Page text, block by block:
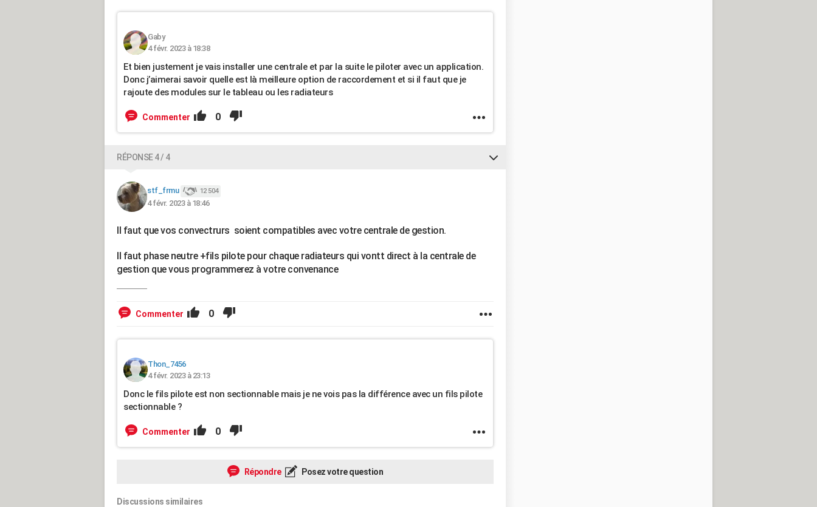
Gaby
4 févr. 2023 à 18:38
Et bien justement je vais installer une centrale et par la suite le piloter avec un application.
Donc j’aimerai savoir quelle est là meilleure option de raccordement et si il faut que je
rajoute des modules sur le tableau ou les radiateurs
Commenter 0
RÉPONSE 4 / 4
stf_frmu 12 504
4 févr. 2023 à 18:46
Il faut que vos convectrurs soient compatibles avec votre centrale de gestion.
Il faut phase neutre +fils pilote pour chaque radiateurs qui vontt direct à la centrale de
gestion que vous programmerez à votre convenance
Commenter 0
Thon_7456
4 févr. 2023 à 23:13
Donc le fils pilote est non sectionnable mais je ne vois pas la différence avec un fils pilote
sectionnable ?
Commenter 0
Répondre Posez votre question
Discussions similaires